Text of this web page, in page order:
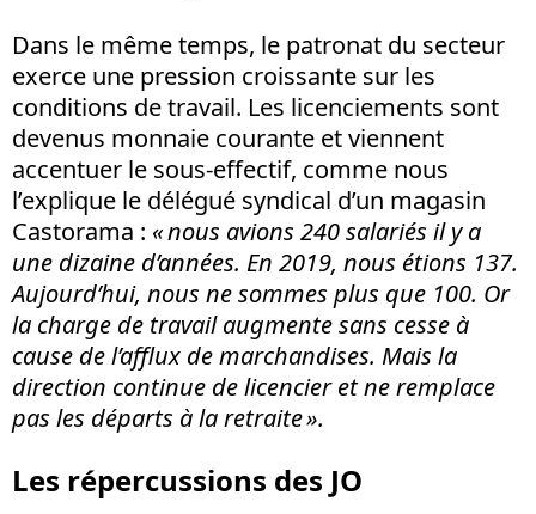
Dans le même temps, le patronat du secteur
exerce une pression croissante sur les
conditions de travail. Les licenciements sont
devenus monnaie courante et viennent
accentuer le sous-effectif, comme nous
l’explique le délégué syndical d’un magasin
Castorama : « nous avions 240 salariés il y a
une dizaine d’années. En 2019, nous étions 137.
Aujourd’hui, nous ne sommes plus que 100. Or
la charge de travail augmente sans cesse à
cause de l’afflux de marchandises. Mais la
direction continue de licencier et ne remplace
pas les départs à la retraite ».
Les répercussions des JO